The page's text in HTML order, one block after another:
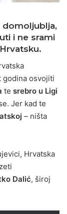
domoljublja,
i ne srami
godina osvojiti
te srebro u Ligi
Jer kad te
– ništa
Hrvatska
Dalić, široj